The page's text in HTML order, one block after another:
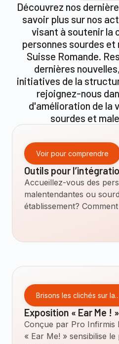
Découvrez nos
savoir plus sur nos
visant à soutenir la
personnes sourdes
Suisse Romande.
dernières
initiatives de la
rejoignez-nous
d'amélioration de la
sourdes et
Voir pour comprendre
Outils pour
Accueillez-vous des
malentendantes ou
établissement?
Brisons les clichés sur
Exposition « Ear Me !
Conçue par Pro Infirmis
« Ear Me! » sensibilise